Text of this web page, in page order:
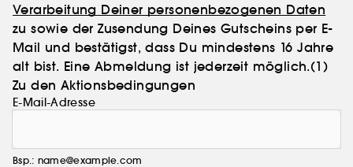
Verarbeitung Deiner personenbezogenen Daten
zu sowie der Zusendung Deines Gutscheins per E-
Mail und bestätigst, dass Du mindestens 16 Jahre
alt bist. Eine Abmeldung ist jederzeit möglich.(1)
Zu den Aktionsbedingungen
E-Mail-Adresse
Bsp.: name@example.com